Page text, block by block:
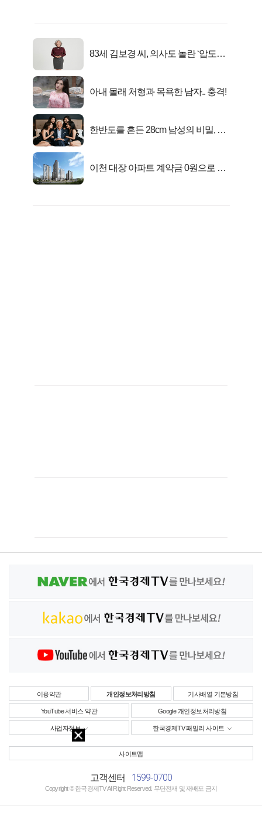
83세 김보경 씨, 의사도 놀란 ‘압도적
아내 몰래 처형과 목욕한 남자.. 충격!
한반도를 흔든 28cm 남성의 비밀, 매
이천 대장 아파트 계약금 0원으로 내
이용약관 개인정보처리방침 기사배열 기본방침
YouTube 서비스 약관 Google 개인정보처리방침
사업자정보 한국경제TV 패밀리 사이트
사이트맵
고객센터 1599-0700
Copyright © 한국경제TV All Right Reserved. 무단전재 및 재배포 금지